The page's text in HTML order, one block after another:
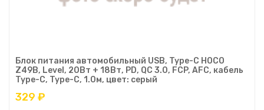
Блок питания автомобильный USB, Type-C HOCO
Z49B, Level, 20Вт + 18Вт, PD, QC 3.0, FCP, AFC, кабель
Type-C, Type-C, 1.0м, цвет: серый
329 ₽